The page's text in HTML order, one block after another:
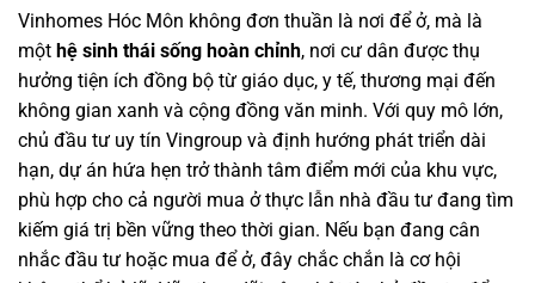
Vinhomes Hóc Môn không đơn thuần là nơi để ở, mà là
một hệ sinh thái sống hoàn chỉnh, nơi cư dân được thụ
hưởng tiện ích đồng bộ từ giáo dục, y tế, thương mại đến
không gian xanh và cộng đồng văn minh. Với quy mô lớn,
chủ đầu tư uy tín Vingroup và định hướng phát triển dài
hạn, dự án hứa hẹn trở thành tâm điểm mới của khu vực,
phù hợp cho cả người mua ở thực lẫn nhà đầu tư đang tìm
kiếm giá trị bền vững theo thời gian. Nếu bạn đang cân
nhắc đầu tư hoặc mua để ở, đây chắc chắn là cơ hội